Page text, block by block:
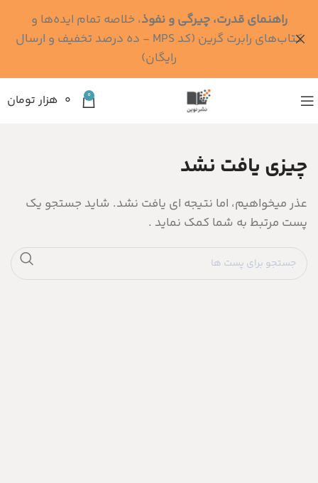
0 ۰ هزار تومان
چیزی یافت نشد
عذر میخواهیم، اما نتیجه ای یافت نشد. شاید جستجو یک
پست مرتبط به شما کمک نماید .
راهنمای قدرت، چیرگی و نفوذ، خلاصه تمام ایده‌ها و
کتاب‌های رابرت گرین (کد MPS - ده درصد تخفیف و ارسال
رایگان)